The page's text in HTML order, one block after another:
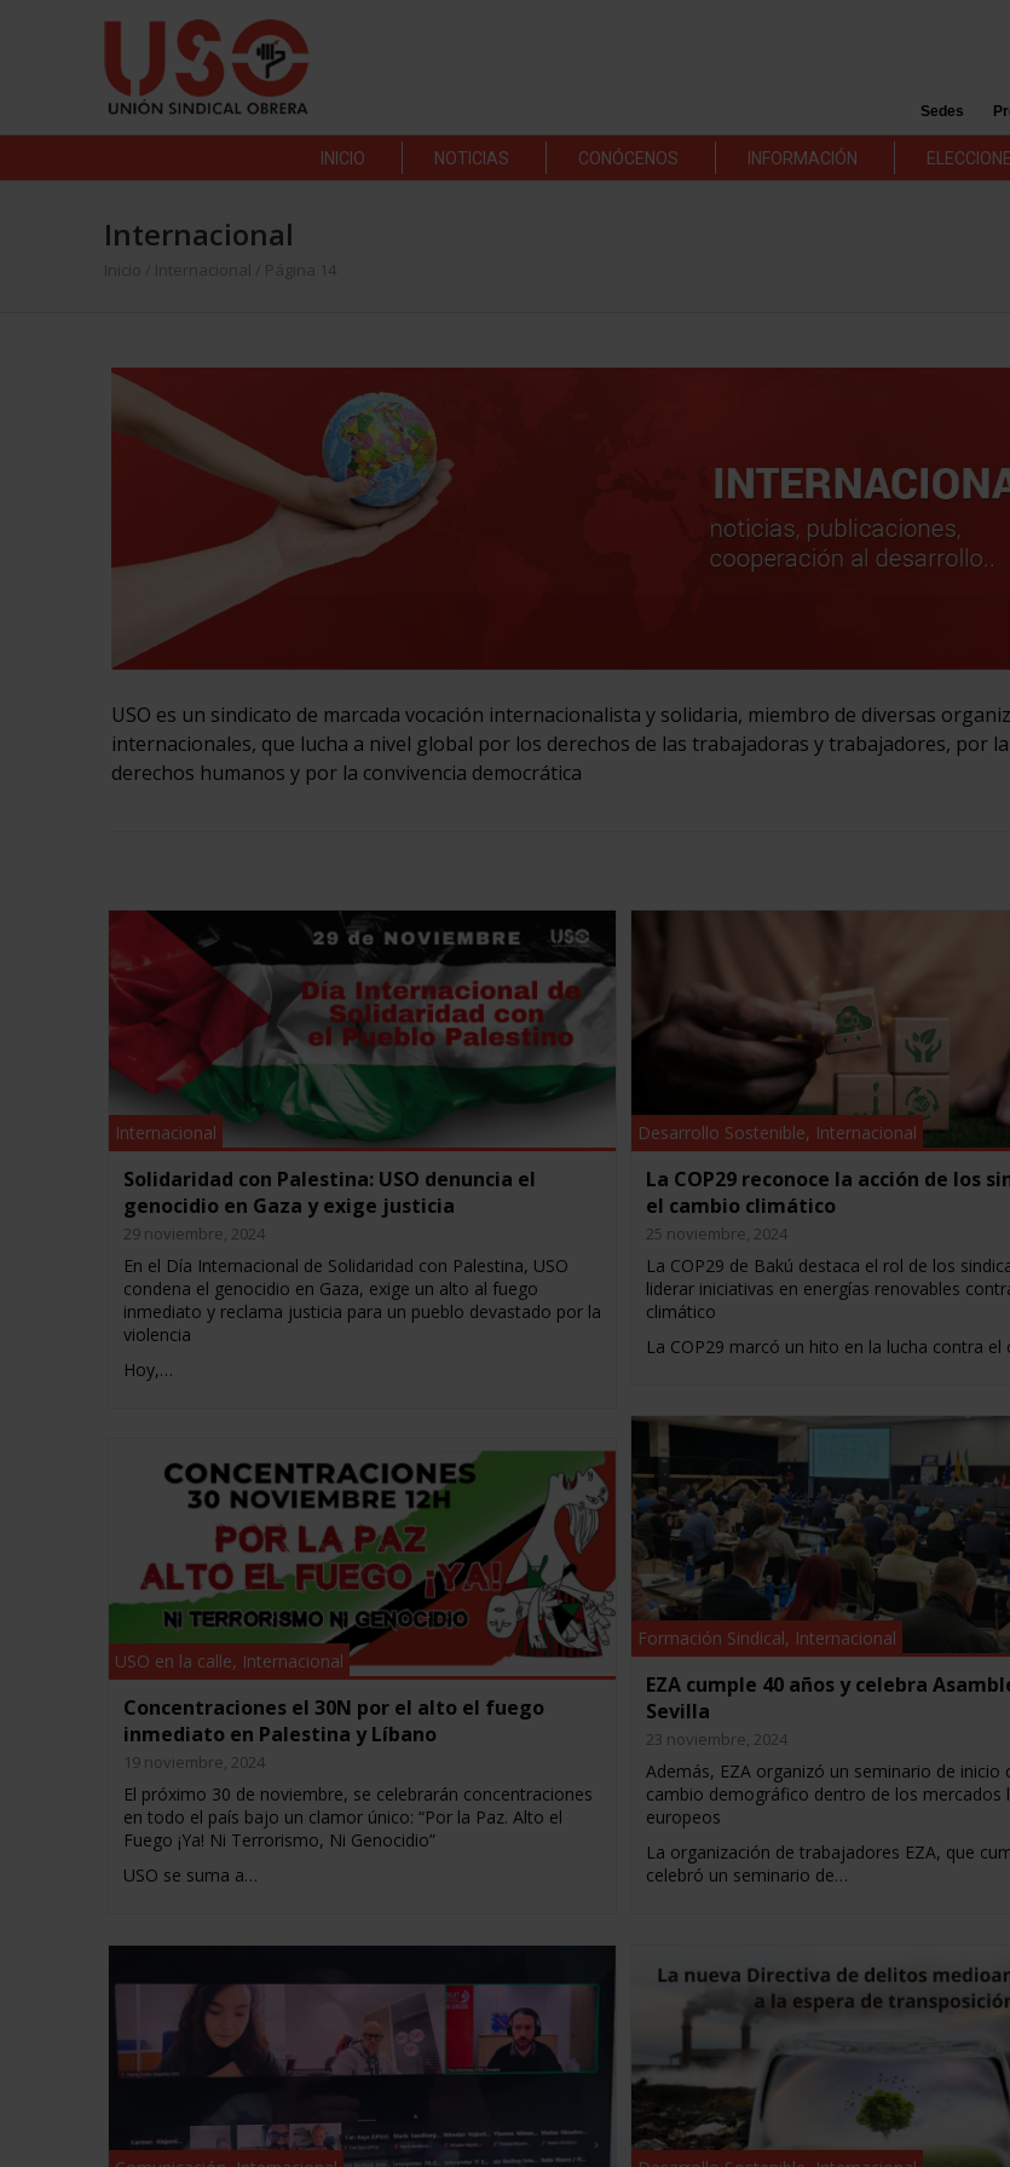
Sedes
INICIO NOTICIAS CONÓCENOS INFORMACIÓN
Internacional
Inicio Internacional / Página 14
USO es un sindicato de marcada vocación internacionalista y solidaria, miembro de diversas
internacionales, que lucha a nivel global por los derechos de las trabajadoras y trabajadores, por
derechos humanos y por la convivencia democrática
Internacional
Solidaridad con Palestina: USO denuncia el
genocidio en Gaza y exige justicia
29 noviembre, 2024
En el Día Internacional de Solidaridad con Palestina, USO
condena el genocidio en Gaza, exige un alto al fuego
inmediato y reclama justicia para un pueblo devastado por la
violencia
Hoy,…
Desarrollo Sostenible, Internacional
La COP29 reconoce la acción de los
el cambio climático
25 noviembre, 2024
La COP29 de Bakú destaca el rol de los
liderar iniciativas en energías renovables
climático
La COP29 marcó un hito en la lucha contra
Formación Sindical, Internacional
EZA cumple 40 años y celebra
Sevilla
23 noviembre, 2024
Además, EZA organizó un seminario de inicio
cambio demográfico dentro de los mercados
europeos
La organización de trabajadores EZA, que
celebró un seminario de…
USO en la calle, Internacional
Concentraciones el 30N por el alto el fuego
inmediato en Palestina y Líbano
19 noviembre, 2024
El próximo 30 de noviembre, se celebrarán concentraciones
en todo el país bajo un clamor único: “Por la Paz. Alto el
Fuego ¡Ya! Ni Terrorismo, Ni Genocidio”
USO se suma a…